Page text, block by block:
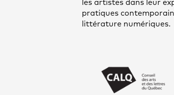
les artistes dans leur
pratiques
littérature numériques.